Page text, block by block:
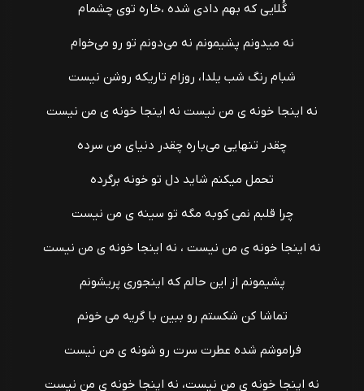
گُلایی که بهم دادی شده ،خاره توی چشمام
نه میدونم پشیمونم نه می‌دونم تو رو می‌خوام
شبام رنگ شب یلدا، روزام تاریکه روشن نیست
نه اینجا خونه ی من نیست نه اینجا خونه ی من نیست
چقدر تنهایی می‌باره چقدر دنیای من سرده
تحمل میکنم شاید دل تو خونه برگرده
چرا قلبم نمی کوبه مگه تو سینه ی من نیست
نه اینجا خونه ی من نیست ، نه اینجا خونه ی من نیست
پشیمونم از این حالم که اینجوری پریشونم
تماشا کن شکستم رو ببین با گریه می خونم
فراموشم شده عطرت سرت رو شونه ی من نیست
نه اینجا خونه ی من نیست، نه اینجا خونه ی من نیست